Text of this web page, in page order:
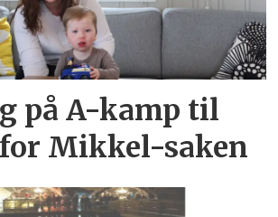
på A-kamp til
Mikkel-saken